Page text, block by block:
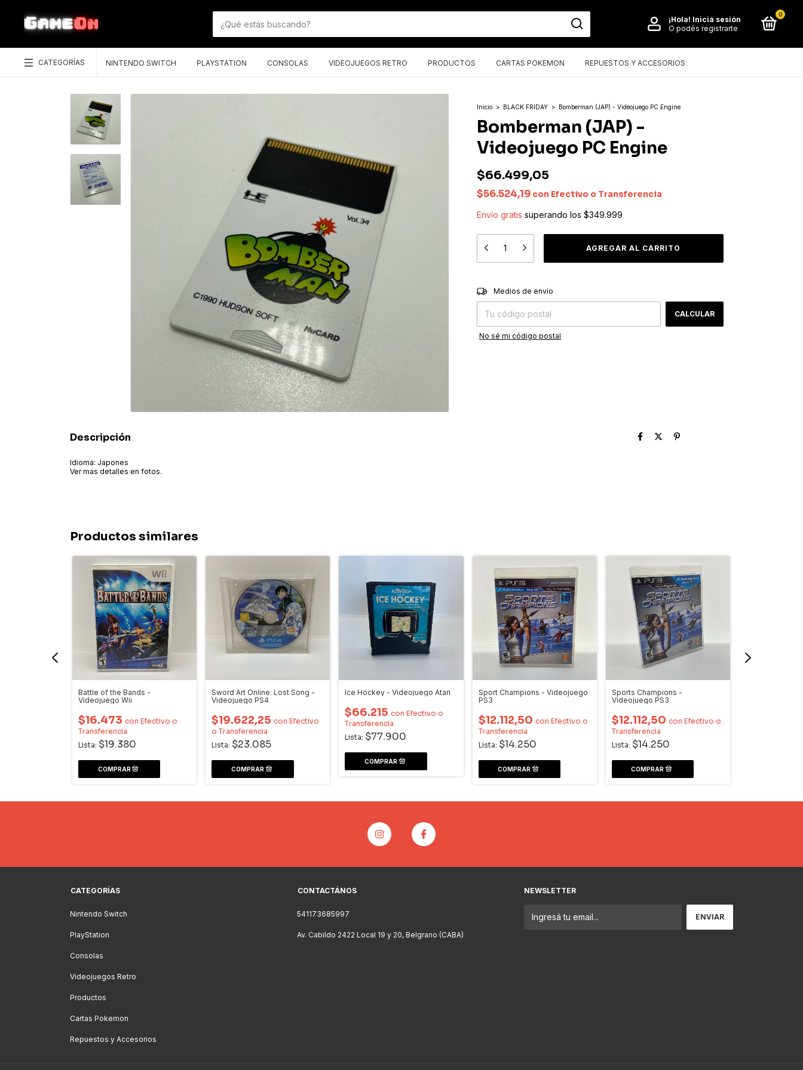
¡Hola! Iniciá sesión
O podés registrarte
0
CATEGORÍAS NINTENDO SWITCH PLAYSTATION CONSOLAS VIDEOJUEGOS RETRO PRODUCTOS CARTAS POKEMON REPUESTOS Y ACCESORIOS
Inicio > BLACK FRIDAY > Bomberman (JAP) - Videojuego PC Engine
Bomberman (JAP) -
Videojuego PC Engine
$66.499,05
$56.524,19 con Efectivo o Transferencia
Envío gratis superando los $349.999
Entregas para el CP:
Medios de envío
CALCULAR
No sé mi código postal
Descripción
Idioma: Japones
Ver mas detalles en fotos.
Productos similares
Battle of the Bands -
Videojuego Wii
$16.473 con Efectivo o
Transferencia
Lista: $19.380
Sword Art Online: Lost Song -
Videojuego PS4
$19.622,25con Efectivo
o Transferencia
Lista: $23.085
Ice Hockey - Videojuego Atari
$66.215con Efectivo o
Transferencia
Lista: $77.900
Sport Champions - Videojuego
PS3
$12.112,50 con Efectivo o
Transferencia
Lista: $14.250
Sports Champions -
Videojuego PS3
$12.112,50 con Efectivo o
Transferencia
Lista: $14.250
CATEGORÍAS
Nintendo Switch
PlayStation
Consolas
Videojuegos Retro
Productos
Cartas Pokemon
Repuestos y Accesorios
CONTACTÁNOS
541173685997
Av. Cabildo 2422 Local 19 y 20, Belgrano (CABA)
NEWSLETTER